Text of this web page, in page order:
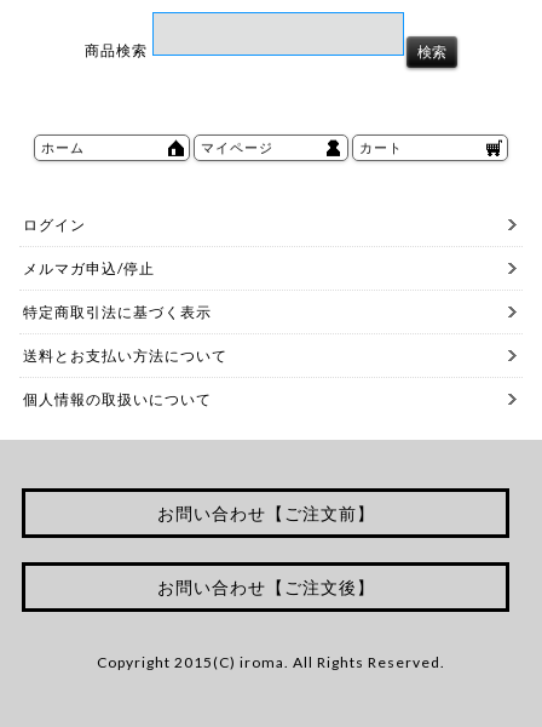
商品検索
ホーム マイページ カート
ログイン
メルマガ申込/停止
特定商取引法に基づく表示
送料とお支払い方法について
個人情報の取扱いについて
お問い合わせ【ご注文前】
お問い合わせ【ご注文後】
Copyright 2015(C) iroma. All Rights Reserved.